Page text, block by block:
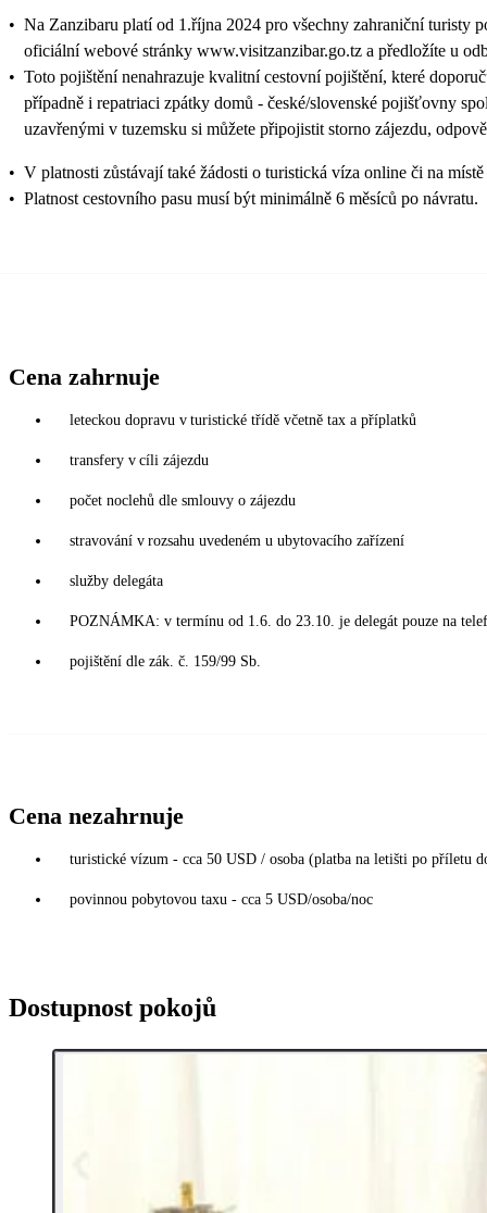
• Na Zanzibaru platí od 1.října 2024 pro všechny zahraniční turisty
oficiální webové stránky www.visitzanzibar.go.tz a předložíte u
• Toto pojištění nenahrazuje kvalitní cestovní pojištění, které
případně i repatriaci zpátky domů - české/slovenské pojišťovny
uzavřenými v tuzemsku si můžete připojistit storno zájezdu,
• V platnosti zůstávají také žádosti o turistická víza online či na
• Platnost cestovního pasu musí být minimálně 6 měsíců po návratu.
Cena zahrnuje
leteckou dopravu v turistické třídě včetně tax a příplatků
transfery v cíli zájezdu
počet noclehů dle smlouvy o zájezdu
stravování v rozsahu uvedeném u ubytovacího zařízení
služby delegáta
POZNÁMKA: v termínu od 1.6. do 23.10. je delegát pouze na
pojištění dle zák. č. 159/99 Sb.
Cena nezahrnuje
turistické vízum - cca 50 USD / osoba (platba na letišti po příletu
povinnou pobytovou taxu - cca 5 USD/osoba/noc
Dostupnost pokojů